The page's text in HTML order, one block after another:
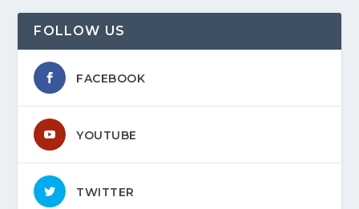
FOLLOW US
FACEBOOK
YOUTUBE
TWITTER